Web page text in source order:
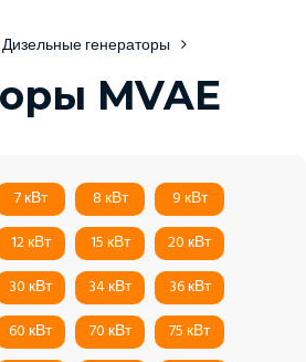
Дизельные генераторы
MVAE
7 кВт 8 кВт
9 кВт
12 кВт 15 кВт
20 кВт
30 кВт 34 кВт
36 кВт
60 кВт 70 кВт
75 кВт